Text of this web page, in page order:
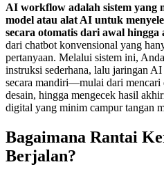
AI workflow adalah sistem yang
model atau alat AI untuk
secara otomatis dari awal hingga
dari chatbot konvensional yang
pertanyaan. Melalui sistem ini,
instruksi sederhana, lalu jaringan
secara mandiri—mulai dari mencari
desain, hingga mengecek hasil
digital yang minim campur tangan
Bagaimana Rantai
Berjalan?